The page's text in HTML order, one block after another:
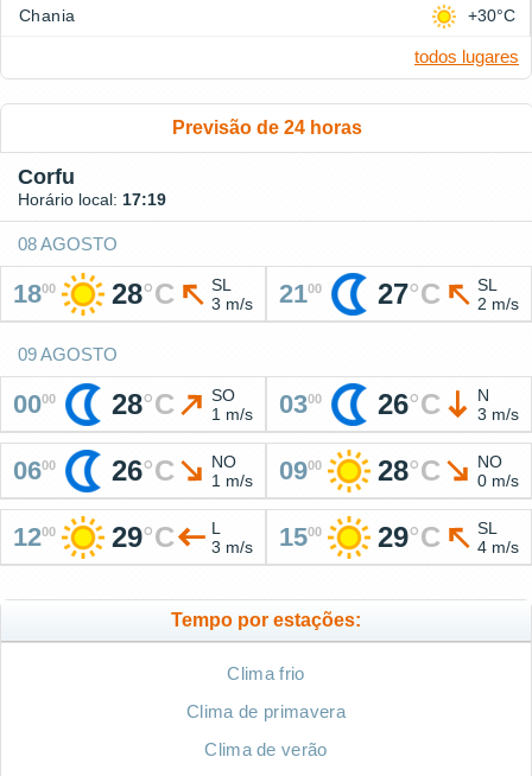
Chania +30°C
todos lugares
Previsão de 24 horas
Corfu
Horário local: 17:19
08 AGOSTO
1800 28°C
SL
3 m/s
2100 27°C
SL
2 m/s
09 AGOSTO
0000 28°C
SO
1 m/s
0300 26°C
N
3 m/s
0600 26°C
NO
1 m/s
0900 28°C
NO
0 m/s
1200 29°C
L
3 m/s
1500 29°C
SL
4 m/s
Tempo por estações:
Clima frio
Clima de primavera
Clima de verão